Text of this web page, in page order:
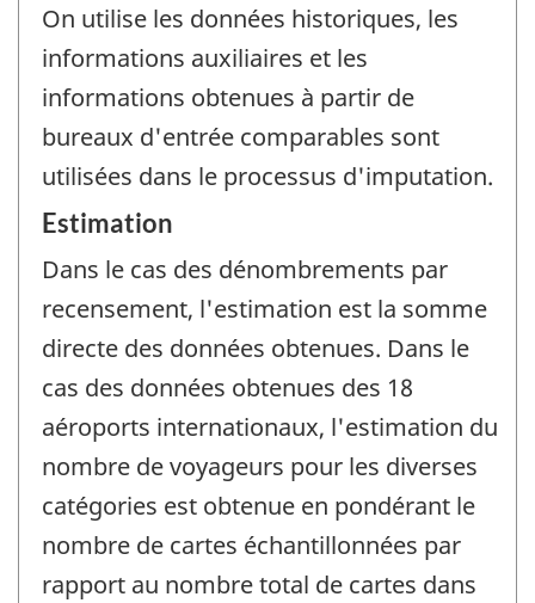
On utilise les données historiques, les
informations auxiliaires et les
informations obtenues à partir de
bureaux d'entrée comparables sont
utilisées dans le processus d'imputation.
Estimation
Dans le cas des dénombrements par
recensement, l'estimation est la somme
directe des données obtenues. Dans le
cas des données obtenues des 18
aéroports internationaux, l'estimation du
nombre de voyageurs pour les diverses
catégories est obtenue en pondérant le
nombre de cartes échantillonnées par
rapport au nombre total de cartes dans